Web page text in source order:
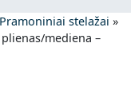
Pramoniniai stelažai »
mediena –